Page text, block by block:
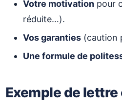
Votre motivation pour
réduite…).
Vos garanties (caution
Une formule de
Exemple de